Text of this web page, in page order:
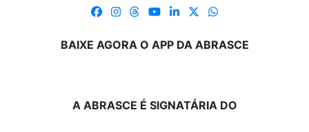
BAIXE AGORA O APP DA ABRASCE
A ABRASCE É SIGNATÁRIA DO